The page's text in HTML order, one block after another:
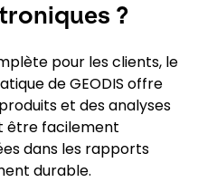
?
pour les clients, le
de GEODIS offre
et des analyses
être facilement
dans les rapports
durable.